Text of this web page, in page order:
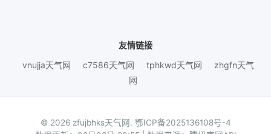
友情链接
vnujja天气网
c7586天气网 tphkwd天气网
zhgfn天气
网
© 2026 zfujbhks天气网. 鄂ICP备2025136108号-4